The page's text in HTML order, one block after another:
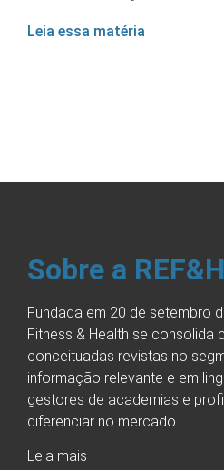
Leia essa matéria
Sobre a REF&H
Fundada em 20 de setembro
Fitness & Health se consolida
conceituadas revistas no
informação relevante e em
gestores de academias e
diferenciar no mercado.
Leia mais